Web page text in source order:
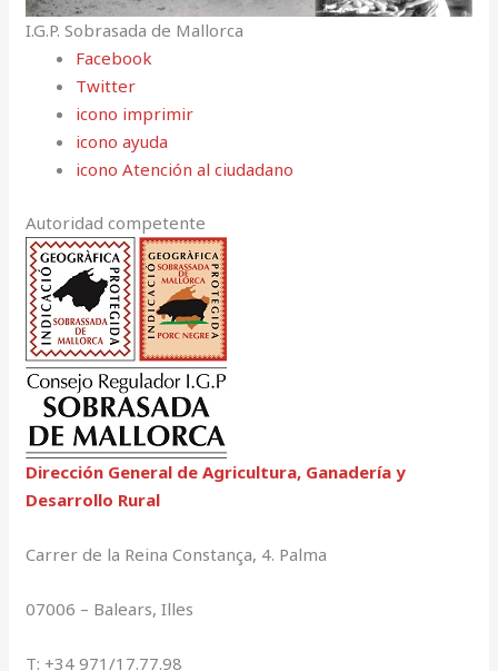
I.G.P. Sobrasada de Mallorca
Facebook
Twitter
icono imprimir
icono ayuda
icono Atención al ciudadano
Autoridad competente
Dirección General de Agricultura, Ganadería y
Desarrollo Rural
Carrer de la Reina Constança, 4. Palma
07006 – Balears, Illes
T: +34 971/17.77.98